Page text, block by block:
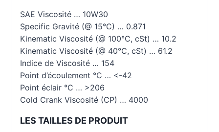
SAE Viscosité … 10W30
Specific Gravité (@ 15°C) … 0.871
Kinematic Viscosité (@ 100°C, cSt) … 10.2
Kinematic Viscosité (@ 40°C, cSt) … 61.2
Indice de Viscosité … 154
Point d’écoulement °C … <-42
Point éclair °C … >206
Cold Crank Viscosité (CP) … 4000
LES TAILLES DE PRODUIT